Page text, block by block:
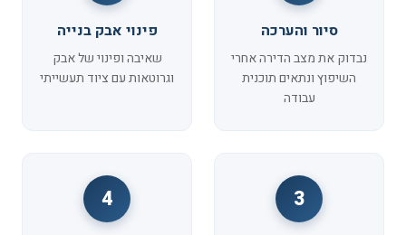
סיור והערכה
נבדוק את מצב הדירה אחרי
השיפוץ ונתאים תוכנית
עבודה
פינוי אבק בנייה
שאיבה ופינוי של אבק
וגרוטאות עם ציוד תעשייתי
3
4